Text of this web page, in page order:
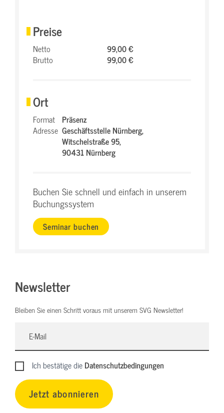
Preise
Netto
99,00 €
Brutto
99,00 €
Ort
Format Präsenz
Adresse Geschäftsstelle Nürnberg,
Witschelstraße 95,
90431 Nürnberg
Buchen Sie schnell und einfach in unserem
Buchungssystem
Seminar buchen
Newsletter
Bleiben Sie einen Schritt voraus mit unserem SVG Newsletter!
Ich bestätige dieDatenschutzbedingungen
Jetzt abonnieren